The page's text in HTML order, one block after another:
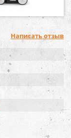
Написать отзыв